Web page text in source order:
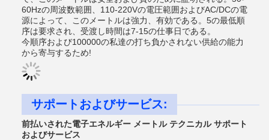
60Hzの周波数範囲、110-220Vの電圧範囲およびAC/DCの電
源によって、このメートルは強力、有効である。5の最低順
序は要求され、受渡し時間は7-15の仕事日である。
今順序および100000の私達の打ち負かされない供給の能力
から寄与するため!
サポートおよびサービス:
前払いされた電子エネルギー メートル テクニカル サポート
およびサービス